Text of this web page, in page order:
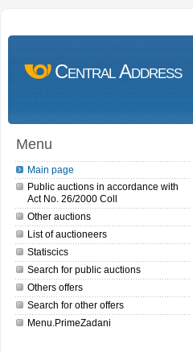
Central Address
Menu
Main page
Public auctions in accordance with
Act No. 26/2000 Coll
Other auctions
List of auctioneers
Statiscics
Search for public auctions
Others offers
Search for other offers
Menu.PrimeZadani